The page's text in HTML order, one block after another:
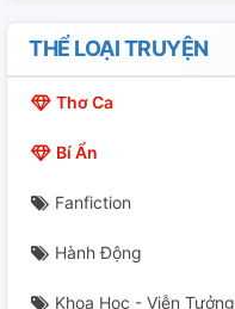
THỂ LOẠI TRUYỆN
Thơ Ca
Bí Ẩn
Fanfiction
Hành Động
Khoa Học - Viễn Tưởng